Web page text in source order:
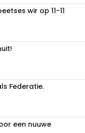
wir op 11-11
Federatie.
een nuuwe